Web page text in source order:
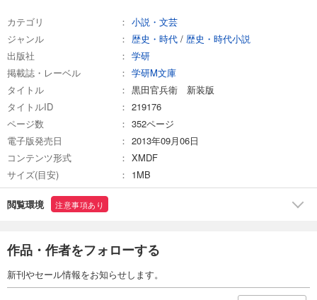
カテゴリ
小説・文芸
ジャンル
歴史・時代 / 歴史・時代小説
出版社
学研
掲載誌・レーベル
学研M文庫
タイトル
黒田官兵衛 新装版
タイトルID
219176
ページ数
352ページ
電子版発売日
2013年09月06日
コンテンツ形式
XMDF
サイズ(目安)
1MB
閲覧環境 注意事項あり
作品・作者をフォローする
新刊やセール情報をお知らせします。